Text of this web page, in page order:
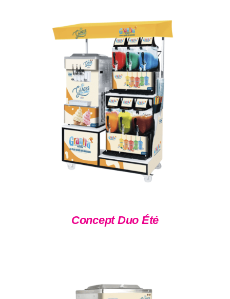
DÉTAILS
Concept Duo Été